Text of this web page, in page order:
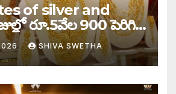
of silver and
రూ.5వేల 900 పెరిగిన
SHIVA SWETHA